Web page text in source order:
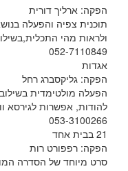
הפקה: ארליך דורית
תוכנית צפיה והפעלה
ולראות מהי
052-7110849
אגדות
הפקה: גליקסברג רחל
הפעלה מולטימדית
להודות, אפשרות לגירסא
053-3100266
21 בבית אחד
הפקה: רפפורט רות